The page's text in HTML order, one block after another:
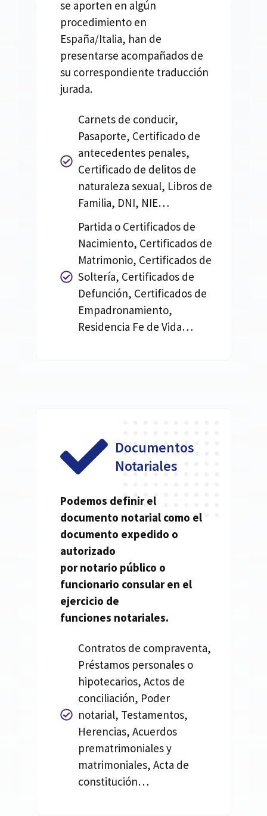
se aporten en algún
procedimiento en
España/Italia, han de
presentarse acompañados de
su correspondiente traducción
jurada.
Carnets de conducir,
Pasaporte, Certificado de
antecedentes penales,
Certificado de delitos de
naturaleza sexual, Libros de
Familia, DNI, NIE…
Partida o Certificados de
Nacimiento, Certificados de
Matrimonio, Certificados de
Soltería, Certificados de
Defunción, Certificados de
Empadronamiento,
Residencia Fe de Vida…
Documentos
Notariales
Podemos definir el
documento notarial como el
documento expedido o
autorizado
pornotario público o
funcionario consular en el
ejercicio de
funciones notariales.
Contratos de compraventa,
Préstamos personales o
hipotecarios, Actos de
conciliación, Poder
notarial, Testamentos,
Herencias, Acuerdos
prematrimoniales y
matrimoniales, Acta de
constitución…